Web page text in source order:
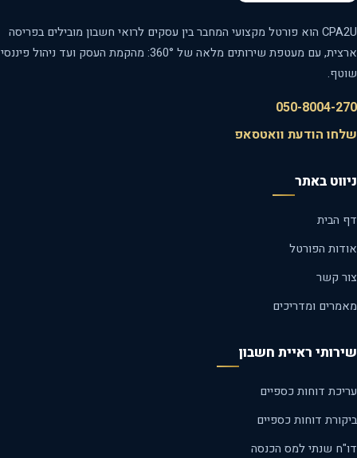
CPA2U הוא פורטל מקצועי המחבר בין עסקים לרואי חשבון מובילים בפריסה
ארצית, עם מעטפת שירותים מלאה של 360°: מהקמת העסק ועד ניהול פיננסי
050-8004-
הודעת וואטסאפ
באתר
הבית
הפורטל
קשר
ומדריכים
ראיית חשבון
דוחות כספיים
דוחות כספיים
שנתי למס הכנסה